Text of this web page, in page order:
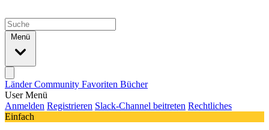
Menü
LänderCommunity Favoriten Bücher
User Menü
Anmelden Registrieren Slack-Channel beitreten Rechtliches
Einfach